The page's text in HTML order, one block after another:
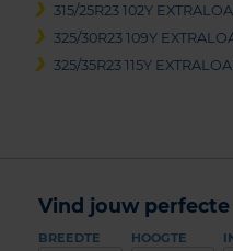
315/25R23 102Y
325/30R23 109Y
325/35R23 115Y
Vind jouw perfecte
BREEDTE HOOGTE